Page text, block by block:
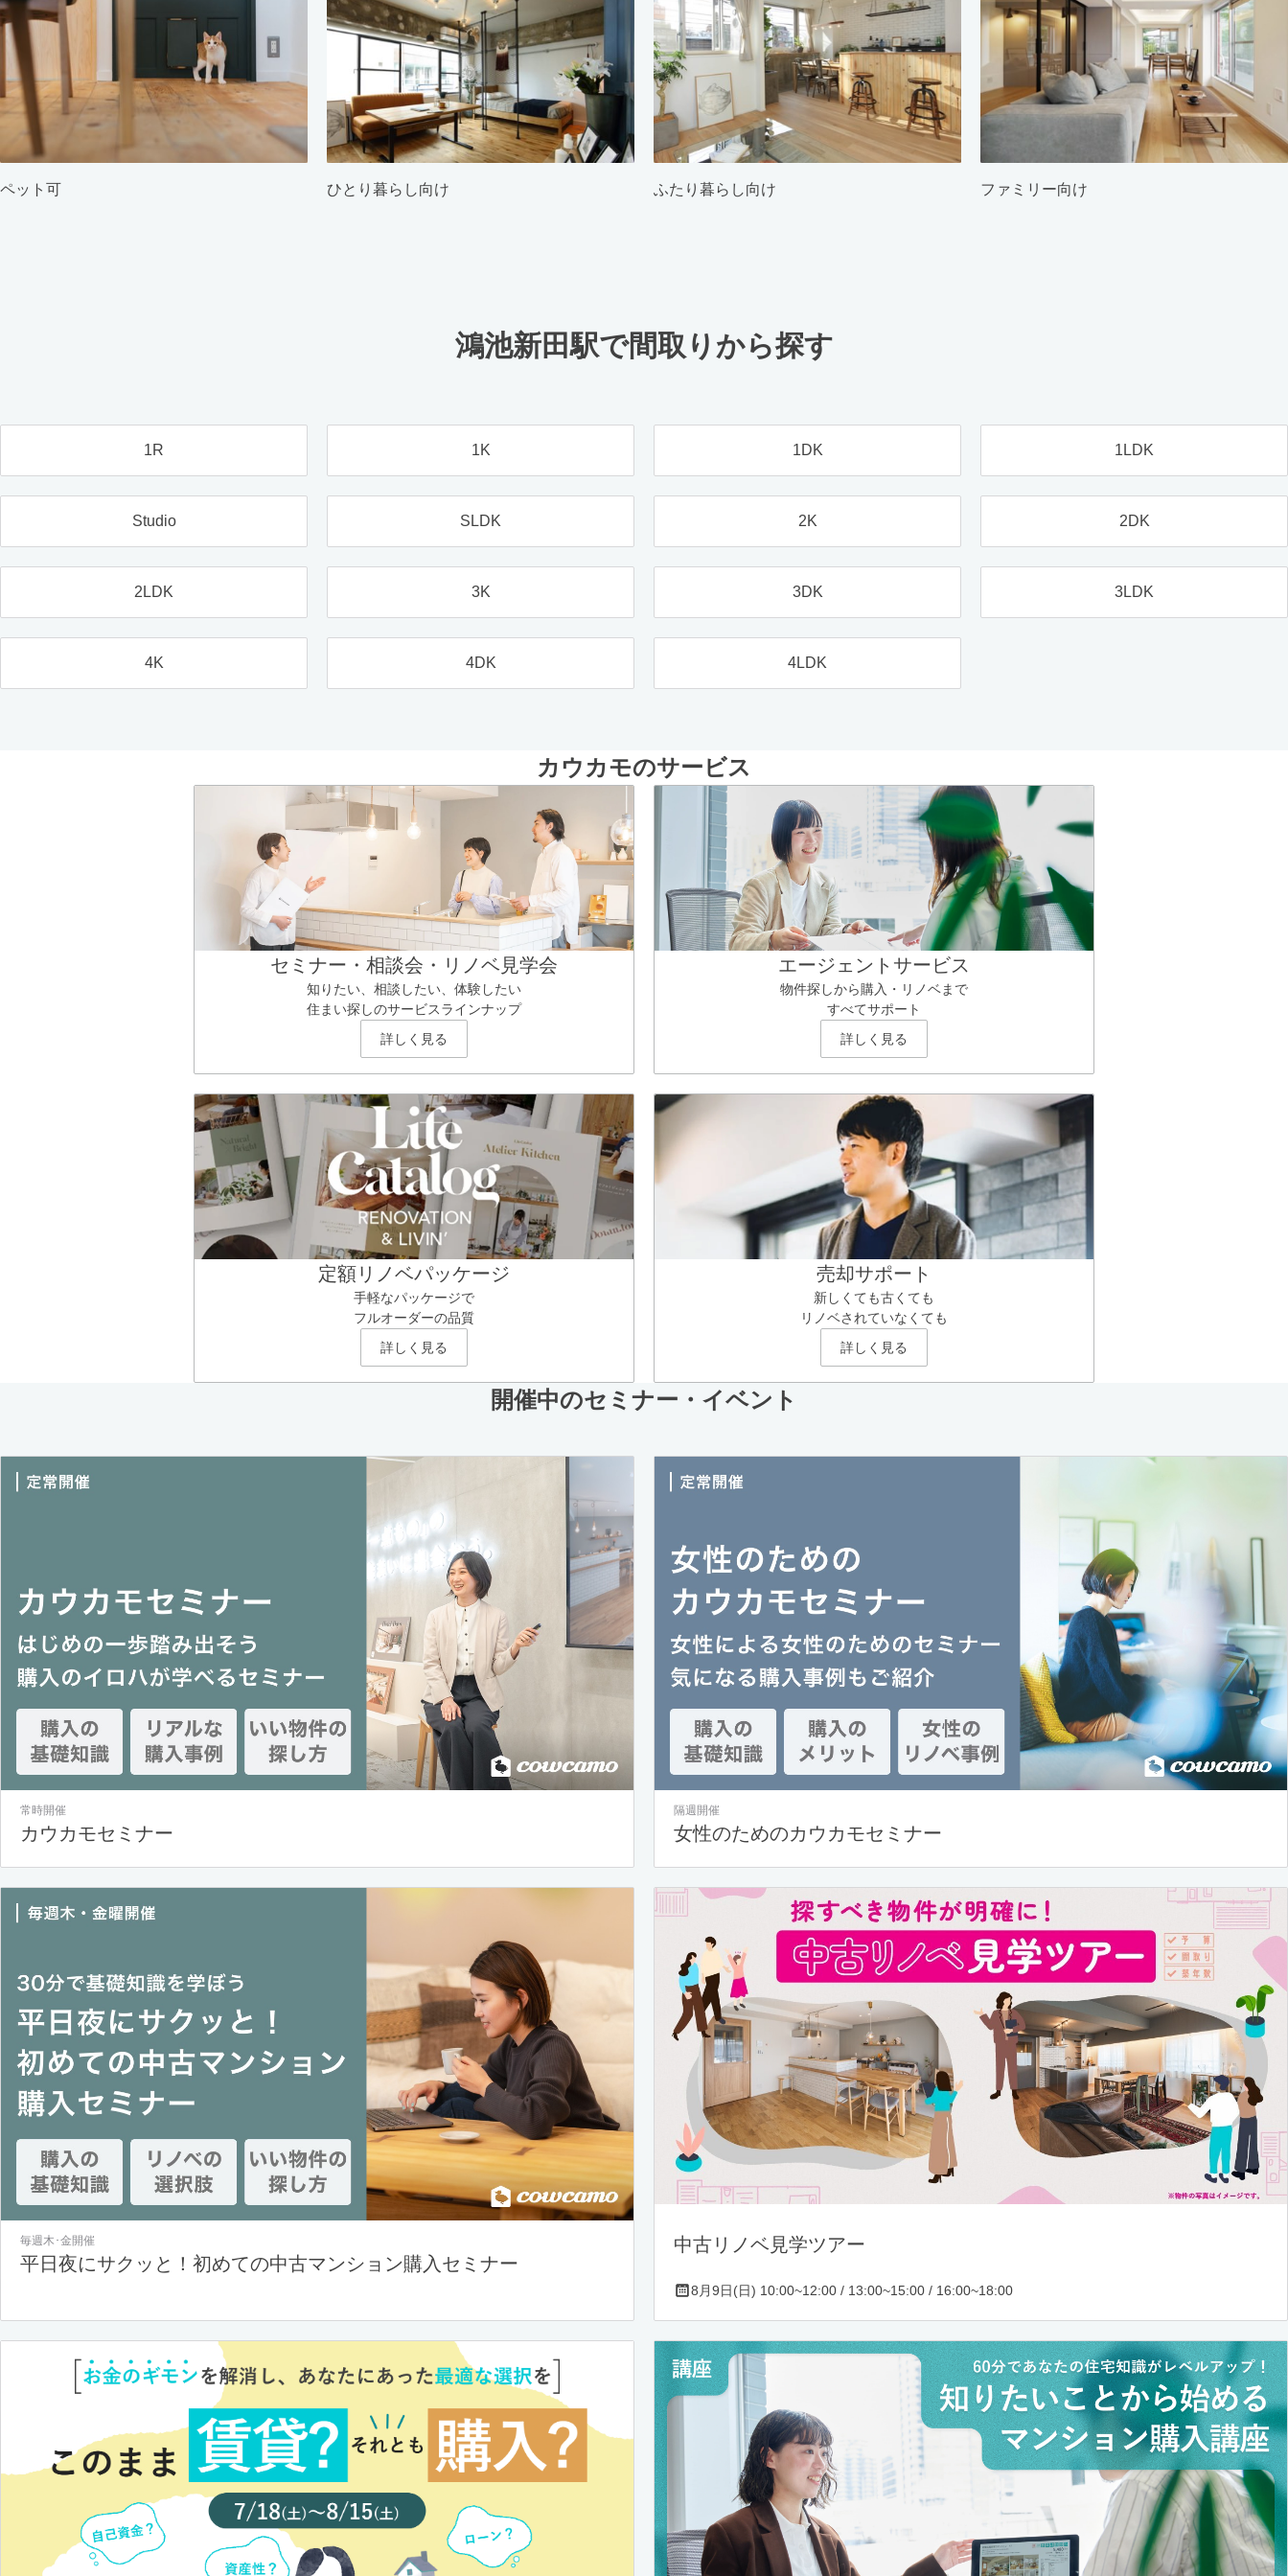
ペット可 ひとり暮らし向け ふたり暮らし向け ファミリー向け
鴻池新田駅で間取りから探す
1R 1K 1DK 1LDK
Studio SLDK 2K 2DK
2LDK 3K 3DK 3LDK
4K 4DK 4LDK
カウカモのサービス
セミナー・相談会・リノベ見学会
知りたい、相談したい、体験したい
住まい探しのサービスラインナップ
詳しく見る
エージェントサービス
物件探しから購入・リノベまで
すべてサポート
詳しく見る
定額リノベパッケージ
手軽なパッケージで
フルオーダーの品質
詳しく見る
売却サポート
新しくても古くても
リノベされていなくても
詳しく見る
開催中のセミナー・イベント
常時開催
カウカモセミナー
隔週開催
女性のためのカウカモセミナー
毎週木･金開催
平日夜にサクッと！初めての中古マンション購入セミナー
中古リノベ見学ツアー
8月9日(日) 10:00~12:00 / 13:00~15:00 / 16:00~18:00